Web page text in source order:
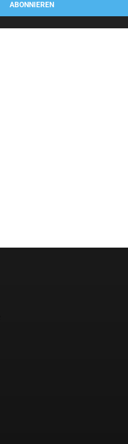
ABONNIEREN